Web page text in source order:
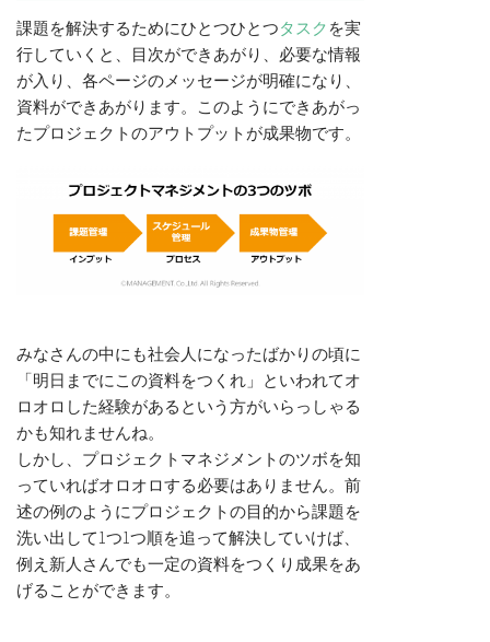
課題を解決するためにひとつひとつタスク を実
行していくと、目次ができあがり、必要な情報
が入り、各ページのメッセージが明確になり、
資料ができあがります。このようにできあがっ
たプロジェクトのアウトプットが成果物です。
みなさんの中にも社会人になったばかりの頃に
「明日までにこの資料をつくれ」といわれてオ
ロオロした経験があるという方がいらっしゃる
かも知れませんね。
しかし、プロジェクトマネジメントのツボを知
っていればオロオロする必要はありません。前
述の例のようにプロジェクトの目的から課題を
洗い出して1つ1つ順を追って解決していけば、
例え新人さんでも一定の資料をつくり成果をあ
げることができます。